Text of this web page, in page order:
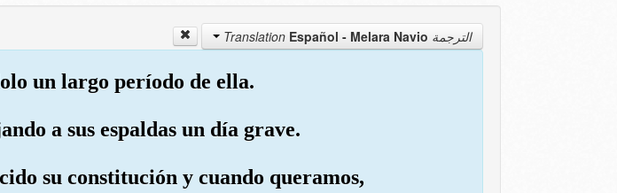
الترجمة Translation Español - Melara Navio
un largo período de ella.
a sus espaldas un día grave.
su constitución y cuando queramos,